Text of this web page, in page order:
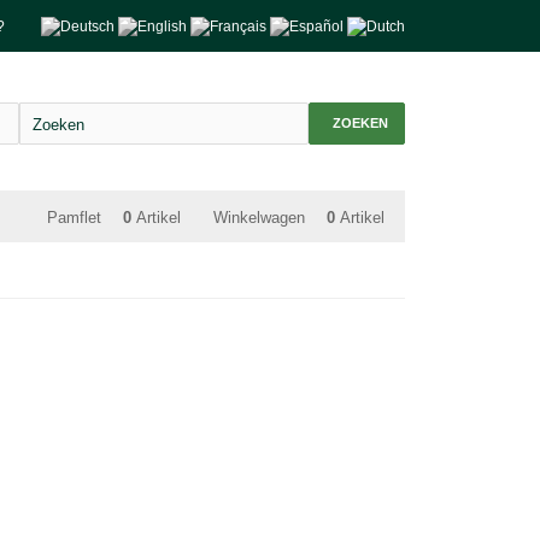
ZOEKEN
Winkelwagen 0 Artikel
Pamflet 0 Artikel